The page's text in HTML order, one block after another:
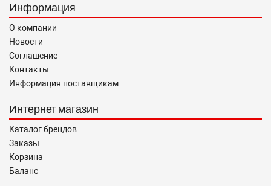
Информация
О компании
Новости
Соглашение
Контакты
Информация поставщикам
Интернет магазин
Каталог брендов
Заказы
Корзина
Баланс